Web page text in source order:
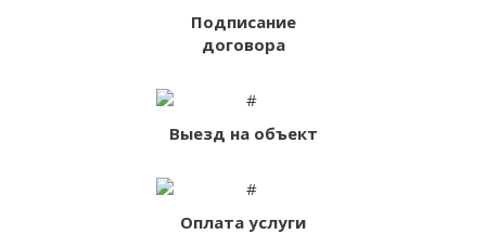
Подписание
договора
Выезд на объект
Оплата услуги